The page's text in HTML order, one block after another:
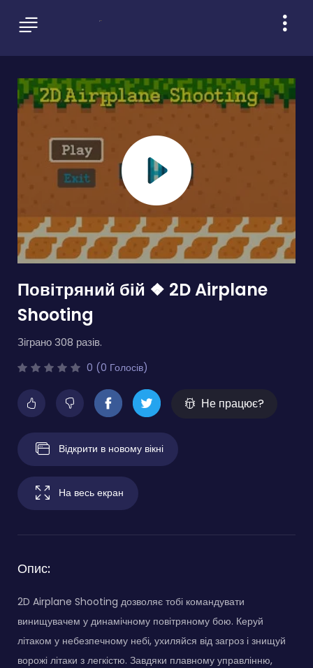
Повітряний бій ❖ 2D Airplane
Shooting
Зіграно 308 разів.
0 (0 Голосів)
Не працює?
Відкрити в новому вікні
На весь екран
Опис:
2D Airplane Shooting дозволяє тобі командувати
винищувачем у динамічному повітряному бою. Керуй
літаком у небезпечному небі, ухиляйся від загроз і знищуй
ворожі літаки з легкістю. Завдяки плавному управлінню,